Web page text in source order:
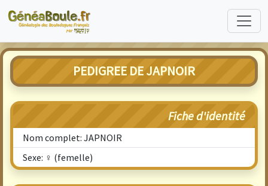
PEDIGREE DE JAPNOIR
Fiche d'identité
Nom complet: JAPNOIR
Sexe: ♀ (femelle)